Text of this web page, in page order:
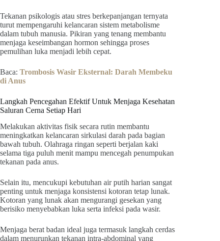
Tekanan psikologis atau stres berkepanjangan ternyata
turut mempengaruhi kelancaran sistem metabolisme
dalam tubuh manusia. Pikiran yang tenang membantu
menjaga keseimbangan hormon sehingga proses
pemulihan luka menjadi lebih cepat.
Baca: Trombosis Wasir Eksternal: Darah Membeku
di Anus
Langkah Pencegahan Efektif Untuk Menjaga Kesehatan
Saluran Cerna Setiap Hari
Melakukan aktivitas fisik secara rutin membantu
meningkatkan kelancaran sirkulasi darah pada bagian
bawah tubuh. Olahraga ringan seperti berjalan kaki
selama tiga puluh menit mampu mencegah penumpukan
tekanan pada anus.
Selain itu, mencukupi kebutuhan air putih harian sangat
penting untuk menjaga konsistensi kotoran tetap lunak.
Kotoran yang lunak akan mengurangi gesekan yang
berisiko menyebabkan luka serta infeksi pada wasir.
Menjaga berat badan ideal juga termasuk langkah cerdas
dalam menurunkan tekanan intra-abdominal yang